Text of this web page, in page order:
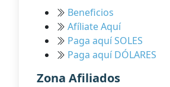
Beneficios
Afíliate Aquí
Paga aquí SOLES
Paga aquí DÓLARES
Zona Afiliados